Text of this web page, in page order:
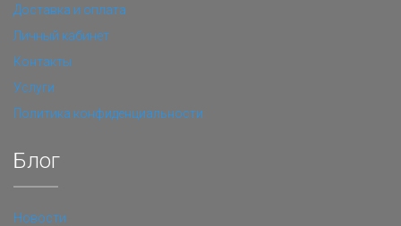
Доставка и оплата
Личный кабинет
Контакты
Услуги
Политика конфиденциальности
Блог
Новости